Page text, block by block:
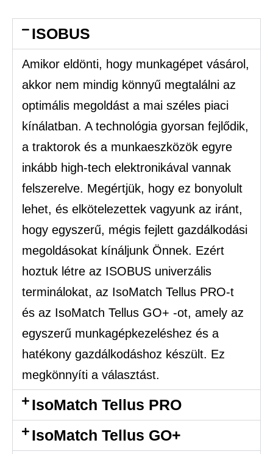
ISOBUS
Amikor eldönti, hogy munkagépet vásárol,
akkor nem mindig könnyű megtalálni az
optimális megoldást a mai széles piaci
kínálatban. A technológia gyorsan fejlődik,
a traktorok és a munkaeszközök egyre
inkább high-tech elektronikával vannak
felszerelve. Megértjük, hogy ez bonyolult
lehet, és elkötelezettek vagyunk az iránt,
hogy egyszerű, mégis fejlett gazdálkodási
megoldásokat kínáljunk Önnek. Ezért
hoztuk létre az ISOBUS univerzális
terminálokat, az IsoMatch Tellus PRO-t
és az IsoMatch Tellus GO+ -ot, amely az
egyszerű munkagépkezeléshez és a
hatékony gazdálkodáshoz készült. Ez
megkönnyíti a választást.
IsoMatch Tellus PRO
IsoMatch Tellus GO+